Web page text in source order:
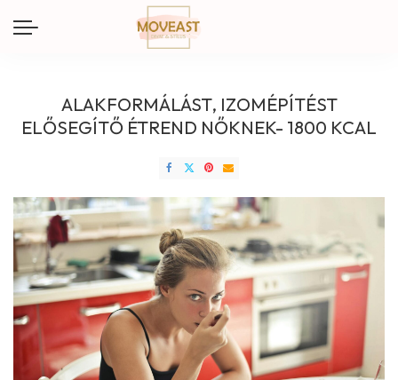
ALAKFORMÁLÁST, IZOMÉPÍTÉST
ELŐSEGÍTŐ ÉTREND NŐKNEK- 1800 KCAL